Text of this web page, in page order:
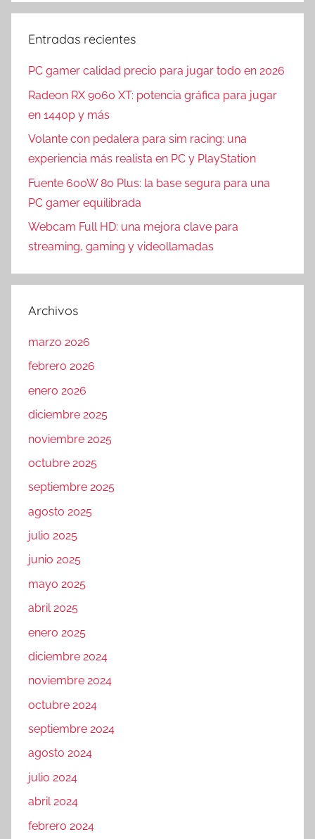
Entradas recientes
PC gamer calidad precio para jugar todo en 2026
Radeon RX 9060 XT: potencia gráfica para jugar
en 1440p y más
Volante con pedalera para sim racing: una
experiencia más realista en PC y PlayStation
Fuente 600W 80 Plus: la base segura para una
PC gamer equilibrada
Webcam Full HD: una mejora clave para
streaming, gaming y videollamadas
Archivos
marzo 2026
febrero 2026
enero 2026
diciembre 2025
noviembre 2025
octubre 2025
septiembre 2025
agosto 2025
julio 2025
junio 2025
mayo 2025
abril 2025
enero 2025
diciembre 2024
noviembre 2024
octubre 2024
septiembre 2024
agosto 2024
julio 2024
abril 2024
febrero 2024